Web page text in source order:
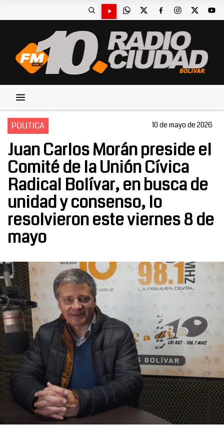
POLITICA 10 de mayo de 2026
Juan Carlos Morán preside el
Comité de la Unión Cívica
Radical Bolívar, en busca de
unidad y consenso, lo
resolvieron este viernes 8 de
mayo